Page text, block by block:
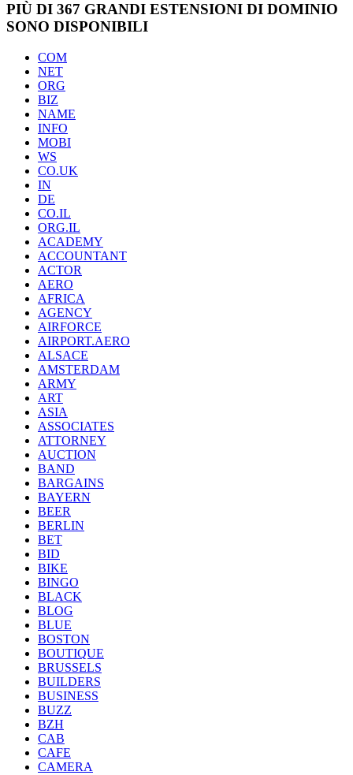
PIÙ DI 367 GRANDI ESTENSIONI DI DOMINIO
SONO DISPONIBILI
COM
NET
ORG
BIZ
NAME
INFO
MOBI
WS
CO.UK
IN
DE
CO.IL
ORG.IL
ACADEMY
ACCOUNTANT
ACTOR
AERO
AFRICA
AGENCY
AIRFORCE
AIRPORT.AERO
ALSACE
AMSTERDAM
ARMY
ART
ASIA
ASSOCIATES
ATTORNEY
AUCTION
BAND
BARGAINS
BAYERN
BEER
BERLIN
BET
BID
BIKE
BINGO
BLACK
BLOG
BLUE
BOSTON
BOUTIQUE
BRUSSELS
BUILDERS
BUSINESS
BUZZ
BZH
CAB
CAFE
CAMERA